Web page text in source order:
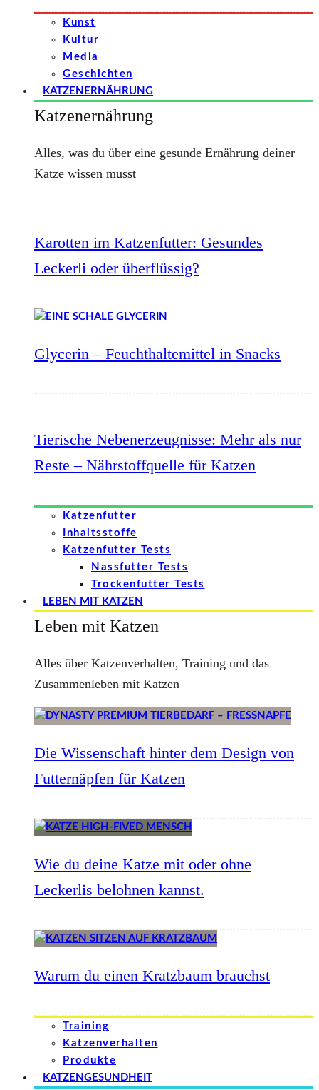
Kunst
Kultur
Media
Geschichten
KATZENERNÄHRUNG
Katzenernährung
Alles, was du über eine gesunde Ernährung deiner
Katze wissen musst
Karotten im Katzenfutter: Gesundes
Leckerli oder überflüssig?
Glycerin – Feuchthaltemittel in Snacks
Tierische Nebenerzeugnisse: Mehr als nur
Reste – Nährstoffquelle für Katzen
Katzenfutter
Inhaltsstoffe
Katzenfutter Tests
Nassfutter Tests
Trockenfutter Tests
LEBEN MIT KATZEN
Leben mit Katzen
Alles über Katzenverhalten, Training und das
Zusammenleben mit Katzen
Die Wissenschaft hinter dem Design von
Futternäpfen für Katzen
Wie du deine Katze mit oder ohne
Leckerlis belohnen kannst.
Warum du einen Kratzbaum brauchst
Training
Katzenverhalten
Produkte
KATZENGESUNDHEIT